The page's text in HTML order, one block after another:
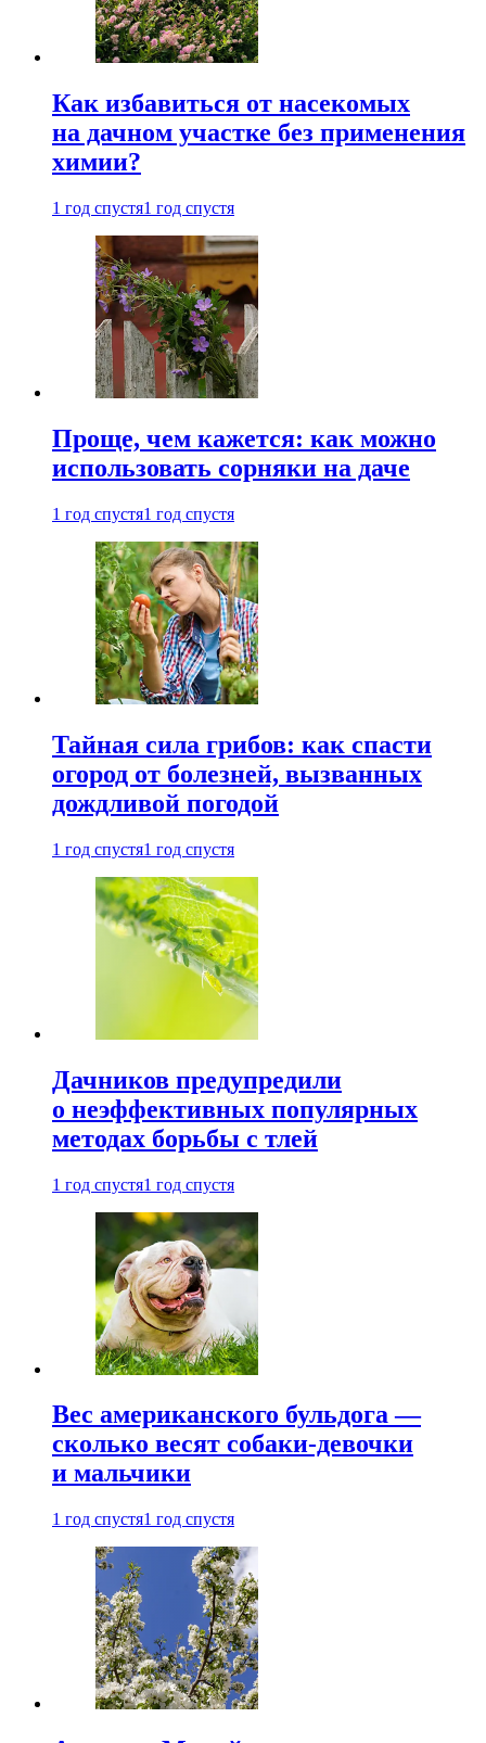
Как избавиться от насекомых
на дачном участке без применения
химии?
1 год спустя1 год спустя
Проще, чем кажется: как можно
использовать сорняки на даче
1 год спустя1 год спустя
Тайная сила грибов: как спасти
огород от болезней, вызванных
дождливой погодой
1 год спустя1 год спустя
Дачников предупредили
о неэффективных популярных
методах борьбы с тлей
1 год спустя1 год спустя
Вес американского бульдога —
сколько весят собаки-девочки
и мальчики
1 год спустя1 год спустя